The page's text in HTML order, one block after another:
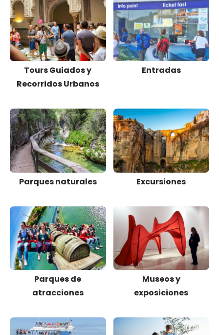
Tours Guiados y
Recorridos Urbanos
Entradas
Parques naturales Excursiones
Parques de
atracciones
Museos y
exposiciones